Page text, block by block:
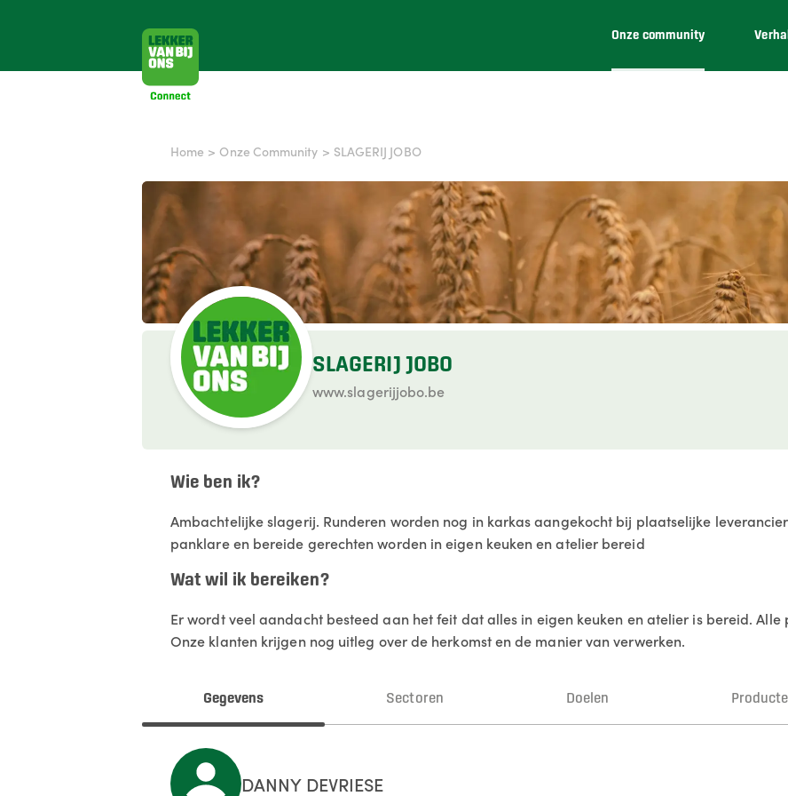
Onze community
Home > Onze Community > SLAGERIJ JOBO
SLAGERIJ JOBO
www.slagerijjobo.be
Wie ben ik?
Ambachtelijke slagerij. Runderen worden nog in karkas aangekocht bij plaatselijke
panklare en bereide gerechten worden in eigen keuken en atelier bereid
Wat wil ik bereiken?
Er wordt veel aandacht besteed aan het feit dat alles in eigen keuken en atelier is bereid.
Onze klanten krijgen nog uitleg over de herkomst en de manier van verwerken.
Gegevens Sectoren Doelen
DANNY DEVRIESE